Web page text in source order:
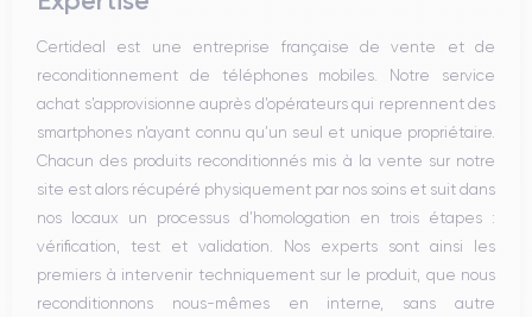
Certideal est une entreprise française de vente et de
reconditionnement de téléphones mobiles. Notre service
achat s’approvisionne auprès d’opérateurs qui reprennent des
smartphones n’ayant connu qu’un seul et unique propriétaire.
Chacun des produits reconditionnés mis à la vente sur notre
site est alors récupéré physiquement par nos soins et suit dans
nos locaux un processus d’homologation en trois étapes :
vérification, test et validation. Nos experts sont ainsi les
premiers à intervenir techniquement sur le produit, que nous
reconditionnons nous-mêmes en interne, sans autre